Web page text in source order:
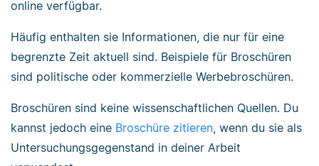
online verfügbar.
Häufig enthalten sie Informationen, die nur für eine
begrenzte Zeit aktuell sind. Beispiele für Broschüren
sind politische oder kommerzielle Werbebroschüren.
Broschüren sind keine wissenschaftlichen Quellen. Du
kannst jedoch eine Broschüre zitieren, wenn du sie als
Untersuchungsgegenstand in deiner Arbeit